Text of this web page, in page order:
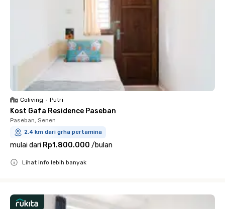
Coliving • Putri
Kost Gafa Residence Paseban
Paseban, Senen
2.4 km dari grha pertamina
mulai dari Rp1.800.000 /bulan
Lihat info lebih banyak